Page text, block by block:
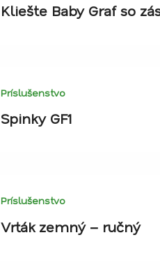
Kliešte Baby Graf so
Príslušenstvo
Spinky GF1
Príslušenstvo
Vrták zemný – ručný